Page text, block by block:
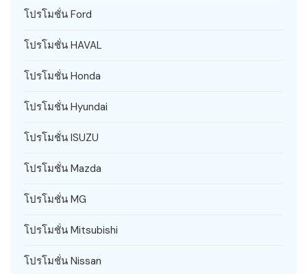
โปรโมชั่น Ford
โปรโมชั่น HAVAL
โปรโมชั่น Honda
โปรโมชั่น Hyundai
โปรโมชั่น ISUZU
โปรโมชั่น Mazda
โปรโมชั่น MG
โปรโมชั่น Mitsubishi
โปรโมชั่น Nissan